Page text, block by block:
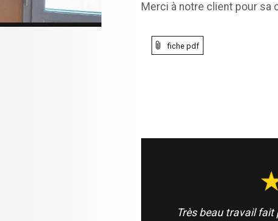
Merci à notre client pour sa
fiche pdf
Très beau travail